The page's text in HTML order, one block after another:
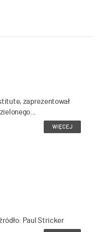
zaprezentował
WIĘCEJ
Paul Stricker